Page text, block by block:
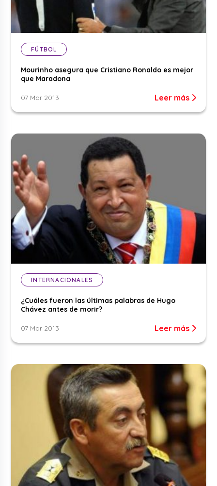
FÚTBOL
Mourinho asegura que Cristiano Ronaldo es mejor
que Maradona
07 Mar 2013 Leer más
INTERNACIONALES
¿Cuáles fueron las últimas palabras de Hugo
Chávez antes de morir?
07 Mar 2013 Leer más